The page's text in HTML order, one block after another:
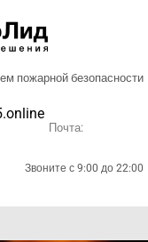
пожарной безопасности
Почта:
Звоните с 9:00 до 22:00